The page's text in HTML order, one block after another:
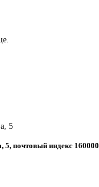
5
5, почтовый индекс 160000